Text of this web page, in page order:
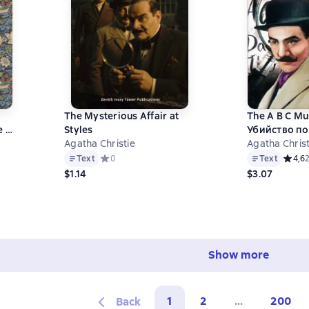
/
основе 17 оценок
The Mysterious Affair at
Styles
Agatha Christie
Text Средний рейтинг 0 на основе 0 оценок
0
$1.14
The A B C
Убийство
Книга для
английском
Agatha
Text 4,6
$3.07
Show more
Back 1 2 ... 200